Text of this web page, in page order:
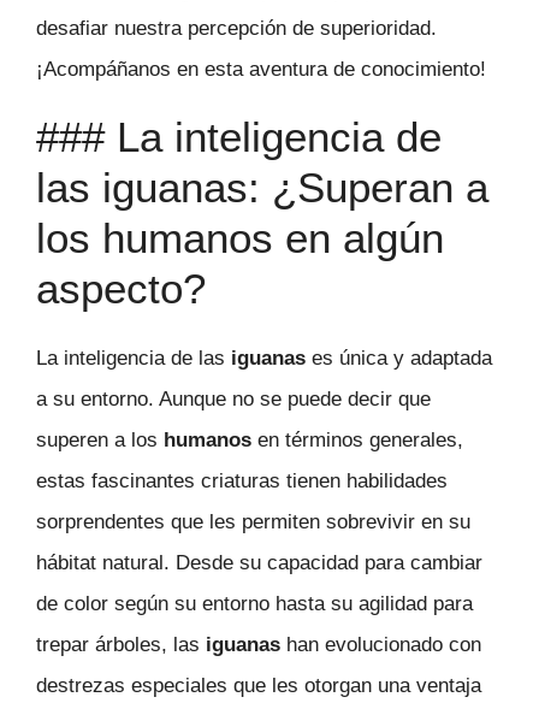
desafiar nuestra percepción de superioridad.
¡Acompáñanos en esta aventura de conocimiento!
### La inteligencia de
las iguanas: ¿Superan a
los humanos en algún
aspecto?
La inteligencia de las iguanas es única y adaptada
a su entorno. Aunque no se puede decir que
superen a los humanos en términos generales,
estas fascinantes criaturas tienen habilidades
sorprendentes que les permiten sobrevivir en su
hábitat natural. Desde su capacidad para cambiar
de color según su entorno hasta su agilidad para
trepar árboles, las iguanas han evolucionado con
destrezas especiales que les otorgan una ventaja